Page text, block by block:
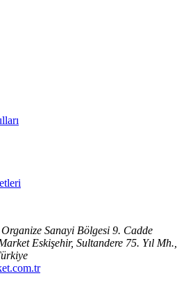
Sanayi Bölgesi 9. Cadde
Eskişehir, Sultandere 75. Yıl Mh.,